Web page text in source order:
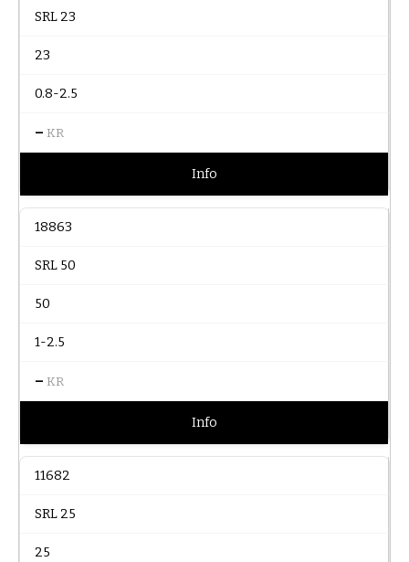
SRL 23
23
0.8-2.5
– KR
Info
18863
SRL 50
50
1-2.5
– KR
Info
11682
SRL 25
25